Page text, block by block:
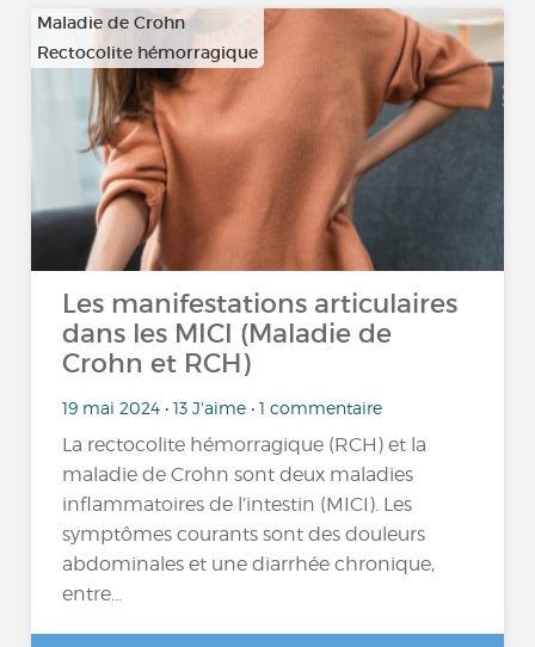
Maladie de Crohn
Rectocolite hémorragique
Les manifestations articulaires
dans les MICI (Maladie de
Crohn et RCH)
19 mai 2024 • 13 J'aime • 1 commentaire
La rectocolite hémorragique (RCH) et la
maladie de Crohn sont deux maladies
inflammatoires de l’intestin (MICI). Les
symptômes courants sont des douleurs
abdominales et une diarrhée chronique,
entre...